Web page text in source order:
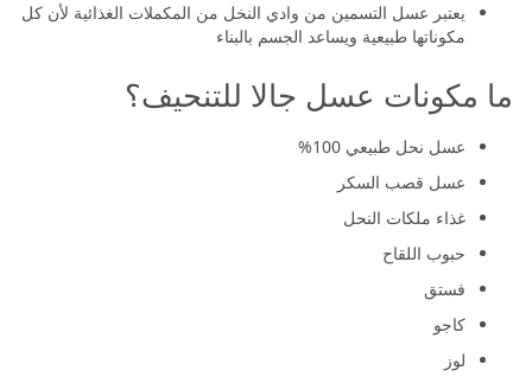
يعتبر عسل التسمين من وادي النخل من المكملات الغذائية لأن كل
مكوناتها طبيعية ويساعد الجسم بالبناء
ما مكونات عسل جالا للتنحيف؟
عسل نحل طبيعي 100%
عسل قصب السكر
غذاء ملكات النحل
حبوب اللقاح
فستق
كاجو
لوز